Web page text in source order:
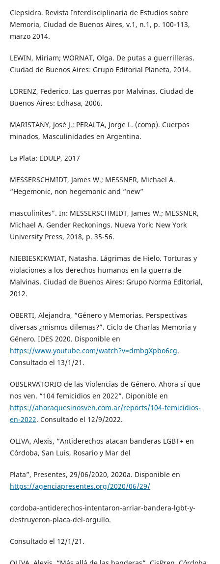
Clepsidra. Revista Interdisciplinaria de Estudios sobre
Memoria, Ciudad de Buenos Aires, v.1, n.1, p. 100-113,
marzo 2014.
LEWIN, Miriam; WORNAT, Olga. De putas a guerrilleras.
Ciudad de Buenos Aires: Grupo Editorial Planeta, 2014.
LORENZ, Federico. Las guerras por Malvinas. Ciudad de
Buenos Aires: Edhasa, 2006.
MARISTANY, José J.; PERALTA, Jorge L. (comp). Cuerpos
minados, Masculinidades en Argentina.
La Plata: EDULP, 2017
MESSERSCHMIDT, James W.; MESSNER, Michael A.
“Hegemonic, non hegemonic and “new”
masculinites”. In: MESSERSCHMIDT, James W.; MESSNER,
Michael A. Gender Reckonings. Nueva York: New York
University Press, 2018, p. 35-56.
NIEBIESKIKWIAT, Natasha. Lágrimas de Hielo. Torturas y
violaciones a los derechos humanos en la guerra de
Malvinas. Ciudad de Buenos Aires: Grupo Norma Editorial,
2012.
OBERTI, Alejandra, “Género y Memorias. Perspectivas
diversas ¿mismos dilemas?”. Ciclo de Charlas Memoria y
Género. IDES 2020. Disponible en
https://www.youtube.com/watch?v=dmbgXpbo6cg.
Consultado el 13/1/21.
OBSERVATORIO de las Violencias de Género. Ahora sí que
nos ven. “104 femicidios en 2022”. Diponible en
https://ahoraquesinosven.com.ar/reports/104-femicidios-
en-2022. Consultado el 12/9/2022.
OLIVA, Alexis, “Antiderechos atacan banderas LGBT+ en
Córdoba, San Luis, Rosario y Mar del
Plata”, Presentes, 29/06/2020, 2020a. Disponible en
https://agenciapresentes.org/2020/06/29/
cordoba-antiderechos-intentaron-arriar-bandera-lgbt-y-
destruyeron-placa-del-orgullo.
Consultado el 12/1/21.